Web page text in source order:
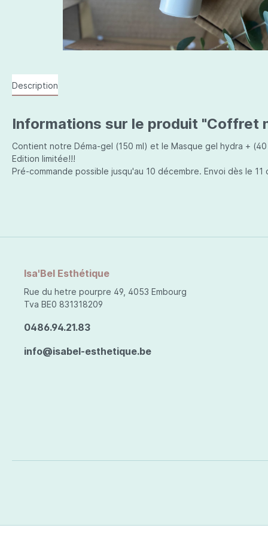
Description
Informations sur le produit "Coffret
Contient notre Déma-gel (150 ml) et le Masque gel hydra +
Edition limitée!!!
Pré-commande possible jusqu'au 10 décembre. Envoi dès le 11
Isa'Bel Esthétique
Rue du hetre pourpre 49, 4053 Embourg
Tva BE0 831318209
0486.94.21.83
info@isabel-esthetique.be